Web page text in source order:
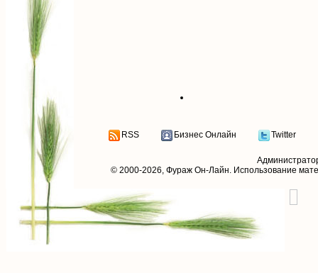
RSS Бизнес Онлайн Twitter
© 2000-2026, Фураж Он-Лайн. Использование